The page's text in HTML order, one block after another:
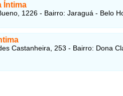
Íntima
1226 - Bairro: Jaraguá - Belo
Castanheira, 253 - Bairro: Dona